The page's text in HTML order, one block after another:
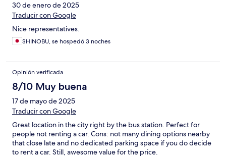
30 de enero de 2025
Traducir con Google
Nice representatives.
SHINOBU, se hospedó 3 noches
Opinión verificada
8/10 Muy buena
17 de mayo de 2025
Traducir con Google
Great location in the city right by the bus station. Perfect for
people not renting a car. Cons: not many dining options nearby
that close late and no dedicated parking space if you do decide
to rent a car. Still, awesome value for the price.